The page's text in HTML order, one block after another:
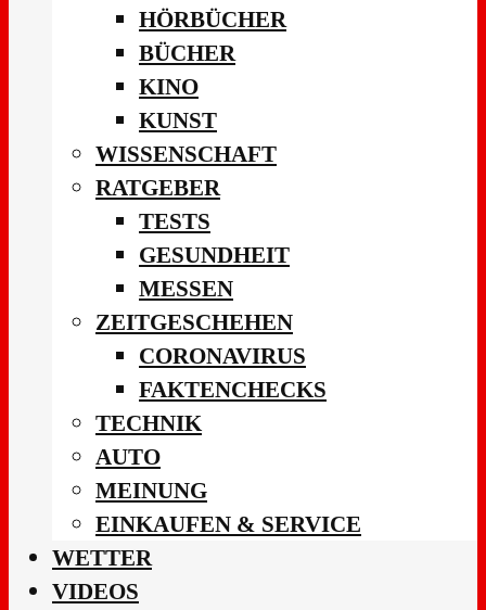
HÖRBÜCHER
BÜCHER
KINO
KUNST
WISSENSCHAFT
RATGEBER
TESTS
GESUNDHEIT
MESSEN
ZEITGESCHEHEN
CORONAVIRUS
FAKTENCHECKS
TECHNIK
AUTO
MEINUNG
EINKAUFEN & SERVICE
WETTER
VIDEOS